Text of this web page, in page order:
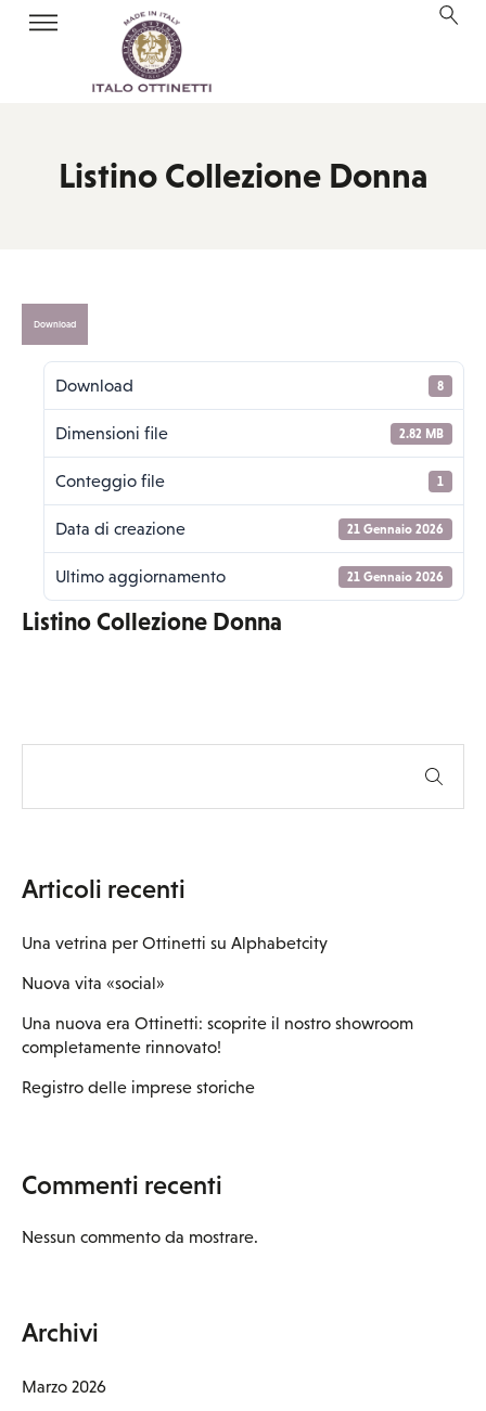
Listino Collezione Donna
Articoli recenti
Una vetrina per Ottinetti su Alphabetcity
Nuova vita «social»
Una nuova era Ottinetti: scoprite il nostro showroom
completamente rinnovato!
Registro delle imprese storiche
Commenti recenti
Nessun commento da mostrare.
Archivi
Marzo 2026
Download
Download 8
Dimensioni file 2.82 MB
Conteggio file 1
Data di creazione 21 Gennaio 2026
Ultimo aggiornamento 21 Gennaio 2026
Listino Collezione Donna